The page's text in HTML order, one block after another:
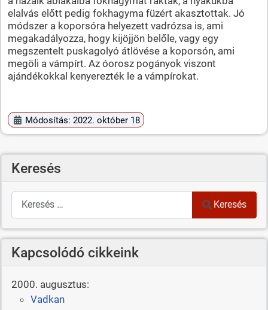
elalvás előtt pedig fokhagyma füzért akasztottak. Jó
módszer a koporsóra helyezett vadrózsa is, ami
megakadályozza, hogy kijöjjön belőle, vagy egy
megszentelt puskagolyó átlövése a koporsón, ami
megöli a vámpírt. Az óorosz pogányok viszont
ajándékokkal kenyerezték le a vámpírokat.
Módosítás: 2022. október 18
Keresés
Keresés
Keresés
Kapcsolódó cikkeink
2000. augusztus:
Vadkan